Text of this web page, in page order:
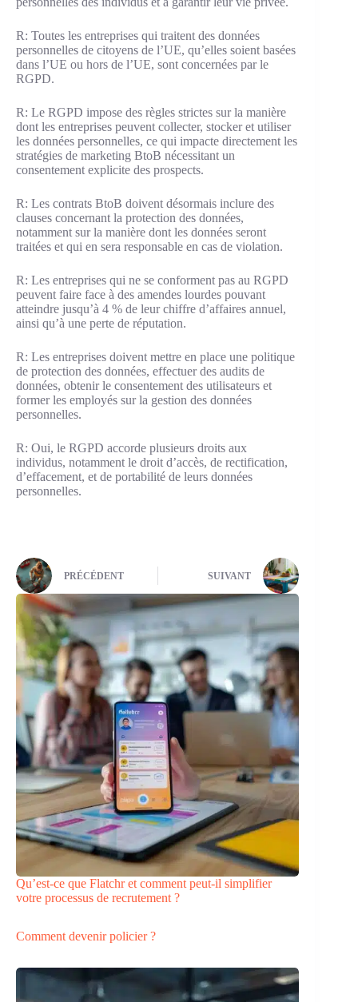
R: Toutes les entreprises qui traitent des données
personnelles de citoyens de l’UE, qu’elles soient basées
dans l’UE ou hors de l’UE, sont concernées par le
RGPD.
R: Le RGPD impose des règles strictes sur la manière
dont les entreprises peuvent collecter, stocker et utiliser
les données personnelles, ce qui impacte directement les
stratégies de marketing BtoB nécessitant un
consentement explicite des prospects.
R: Les contrats BtoB doivent désormais inclure des
clauses concernant la protection des données,
notamment sur la manière dont les données seront
traitées et qui en sera responsable en cas de violation.
R: Les entreprises qui ne se conforment pas au RGPD
peuvent faire face à des amendes lourdes pouvant
atteindre jusqu’à 4 % de leur chiffre d’affaires annuel,
ainsi qu’à une perte de réputation.
R: Les entreprises doivent mettre en place une politique
de protection des données, effectuer des audits de
données, obtenir le consentement des utilisateurs et
former les employés sur la gestion des données
personnelles.
R: Oui, le RGPD accorde plusieurs droits aux
individus, notamment le droit d’accès, de rectification,
d’effacement, et de portabilité de leurs données
personnelles.
PRÉCÉDENT SUIVANT
Qu’est-ce que Flatchr et comment peut-il simplifier
votre processus de recrutement ?
Comment devenir policier ?